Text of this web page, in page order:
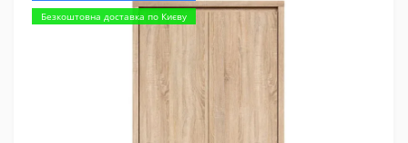
Безкоштовна доставка по Києву